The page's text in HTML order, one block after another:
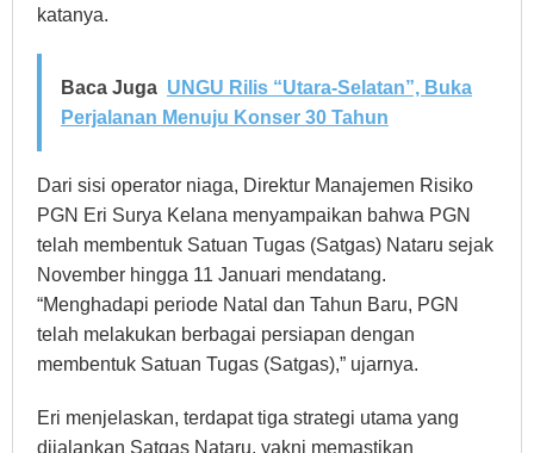
katanya.
Baca Juga UNGU Rilis “Utara-Selatan”, Buka
Perjalanan Menuju Konser 30 Tahun
Dari sisi operator niaga, Direktur Manajemen Risiko
PGN Eri Surya Kelana menyampaikan bahwa PGN
telah membentuk Satuan Tugas (Satgas) Nataru sejak
November hingga 11 Januari mendatang.
“Menghadapi periode Natal dan Tahun Baru, PGN
telah melakukan berbagai persiapan dengan
membentuk Satuan Tugas (Satgas),” ujarnya.
Eri menjelaskan, terdapat tiga strategi utama yang
dijalankan Satgas Nataru, yakni memastikan